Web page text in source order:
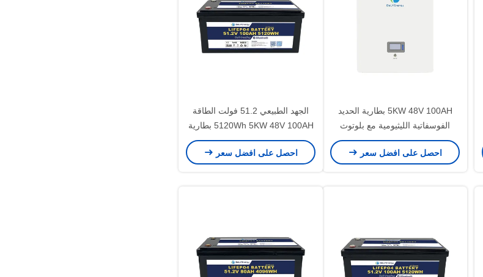
5KW 48V 100AH بطارية الحديد
الفوسفاتية الليثيومية مع بلوتوث
احصل على افضل سعر
الجهد الطبيعي 51.2 فولت الطاقة
5120Wh 5KW 48V 100AH بطارية
LiFePO4 مع Bluetooth الاختياري
والتدفئة الذاتية
احصل على افضل سعر